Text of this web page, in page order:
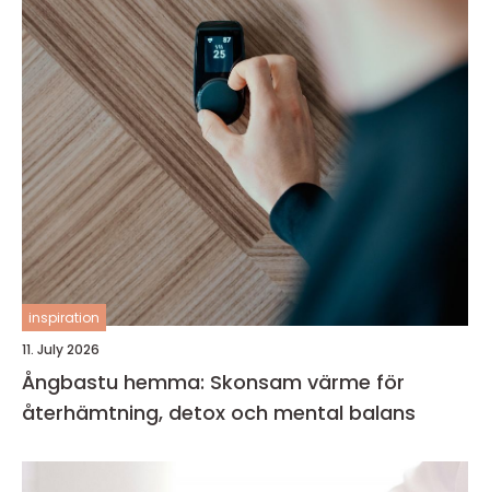
inspiration
11. July 2026
Ångbastu hemma: Skonsam värme för
återhämtning, detox och mental balans